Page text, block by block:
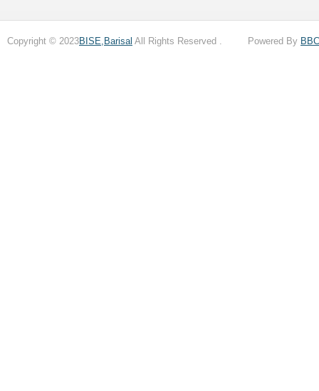
Copyright © 2023BISE,Barisal All Rights Reserved . Powered By